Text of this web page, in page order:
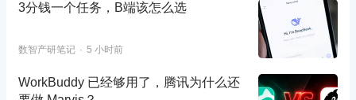
3分钱一个任务，B端该怎么选
数智产研笔记 5 小时前
WorkBuddy 已经够用了，腾讯为什么还